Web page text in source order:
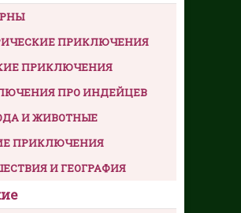
ПРИКЛЮЧЕНИЯ
ПРИКЛЮЧЕНИЯ
ПРО ИНДЕЙЦЕВ
И ЖИВОТНЫЕ
ПРИКЛЮЧЕНИЯ
И ГЕОГРАФИЯ